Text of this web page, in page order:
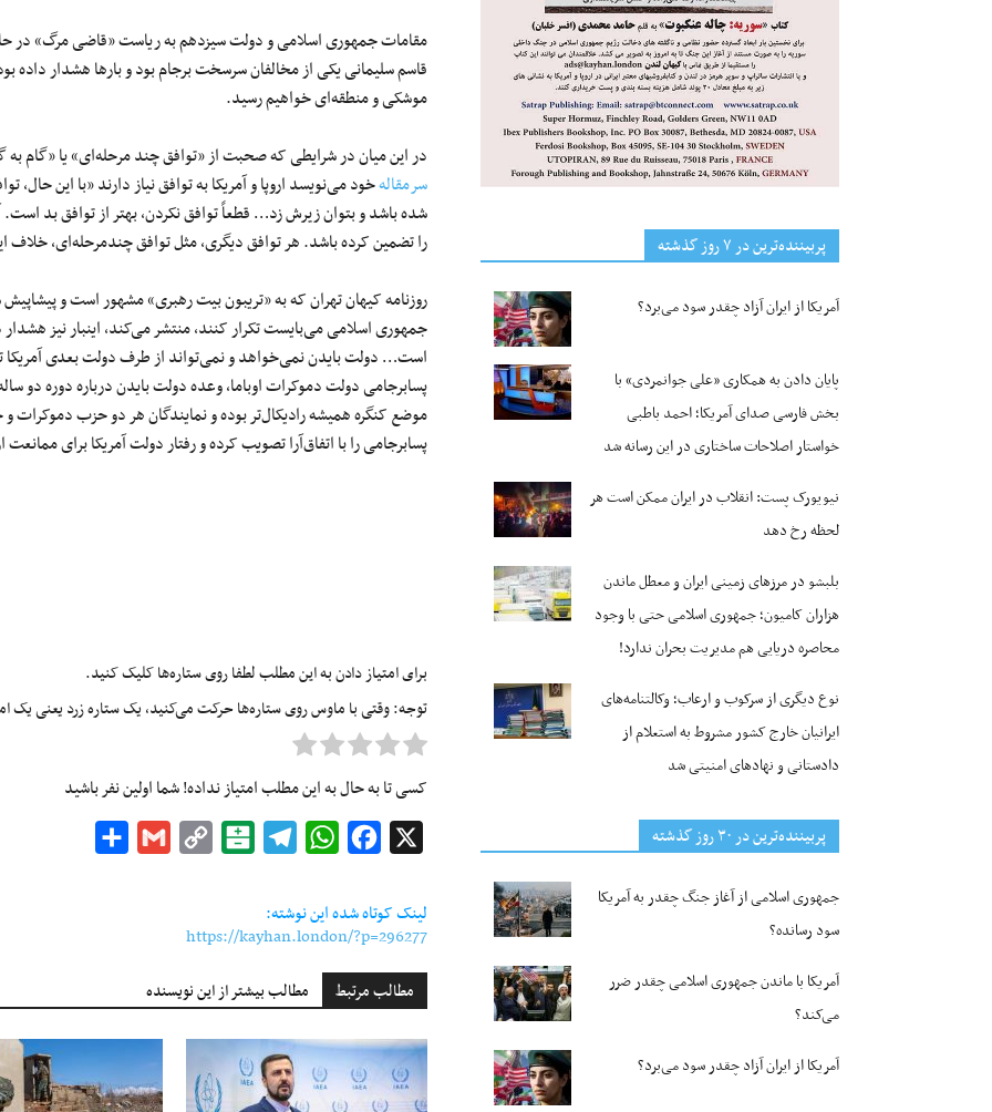
مقامات جمهوری اسلامی و دولت سیزدهم به ریاست «قاضی مرگ» در
قاسم سلیمانی یکی از مخالفان سرسخت برجام بود و بارها هشدار داده
موشکی و منطقه‌ای خواهیم رسید.
در این میان در شرایطی که صحبت از «توافق چند مرحله‌ای» یا «گام
سرمقالهخود می‌نویسد اروپا و آمریکا به توافق نیاز دارند «با این
شده باشد و بتوان زیرش زد… قطعاً توافق نکردن، بهتر از توافق بد است.
را تضمین کرده باشد. هر توافق دیگری، مثل توافق چندمرحله‌ای،
روزنامه کیهان تهران که به «تریبون بیت رهبری» مشهور است و
جمهوری اسلامی می‌بایست تکرار کنند، منتشر می‌کند، اینبار نیز
است… دولت بایدن نمی‌خواهد و نمی‌تواند از طرف دولت بعدی آمریکا
پسابرجامی دولت دموکرات اوباما، وعده دولت بایدن درباره دوره
موضع کنگره همیشه رادیکال‌تر بوده و نمایندگان هر دو حزب دموکرات
پسابرجامی را با اتفاق‌آرا تصویب کرده و رفتار دولت آمریکا برای ممانعت
برای امتیاز دادن به این مطلب لطفا روی ستاره‌ها کلیک کنید.
توجه: وقتی با ماوس روی ستاره‌ها حرکت می‌کنید، یک ستاره زرد یعنی یک
کسی تا به حال به این مطلب امتیاز نداده! شما اولین نفر باشید
Facebook
WhatsApp
Telegram
Balatarin
Copy
Gmail
لینک کوتاه شده این نوشته:
https://kayhan.london/?p=296277
مطالب مرتبط مطالب بیشتر از این نویسنده
پربیننده‌ترین‌ در ۷ روز گذشته
آمریکا از ایران آزاد چقدر سود می‌برد؟
پایان دادن به همکاری «علی جوانمردی» با
بخش فارسی صدای آمریکا؛ احمد باطبی
خواستار اصلاحات ساختاری در این رسانه شد
نیویورک پست: انقلاب در ایران ممکن است هر
لحظه رخ دهد
بلبشو در مرزهای زمینی ایران و معطل ماندن
هزاران کامیون؛ جمهوری اسلامی حتی با وجود
محاصره دریایی هم مدیریت بحران ندارد!
نوع دیگری از سرکوب و ارعاب؛ وکالتنامه‌های
ایرانیان خارج کشور مشروط به استعلام از
دادستانی و نهادهای امنیتی شد
پربیننده‌ترین‌ در ۳۰ روز گذشته
جمهوری اسلامی از آغاز جنگ چقدر به آمریکا
سود رسانده؟
آمریکا با ماندن جمهوری اسلامی چقدر ضرر
می‌کند؟
آمریکا از ایران آزاد چقدر سود می‌برد؟